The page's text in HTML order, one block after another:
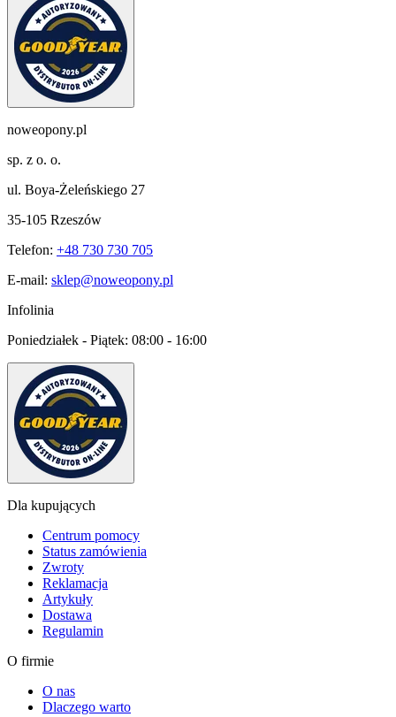
noweopony.pl
sp. z o. o.
ul. Boya-Żeleńskiego 27
35-105 Rzeszów
Telefon: +48 730 730 705
E-mail: sklep@noweopony.pl
Infolinia
Poniedziałek - Piątek: 08:00 - 16:00
Dla kupujących
Centrum pomocy
Status zamówienia
Zwroty
Reklamacja
Artykuły
Dostawa
Regulamin
O firmie
O nas
Dlaczego warto